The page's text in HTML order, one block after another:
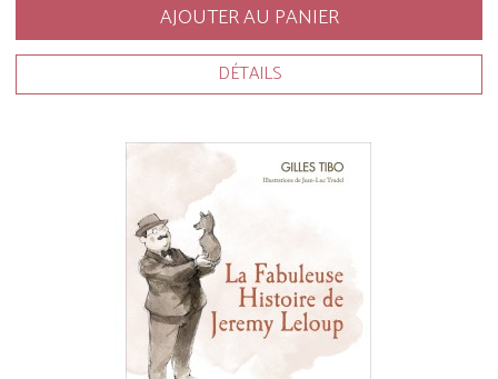
AJOUTER AU PANIER
DÉTAILS